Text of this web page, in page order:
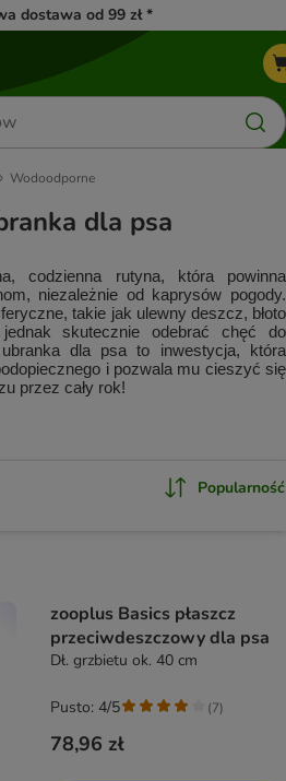
dostawa od 99 zł *
Wodoodporne
dla psa
codzienna rutyna, która powinna
niezależnie od kaprysów pogody.
takie jak ulewny deszcz, błoto
skutecznie odebrać chęć do
dla psa to inwestycja, która
i pozwala mu cieszyć się
przez cały rok!
Popularność
zooplus Basics płaszcz
przeciwdeszczowy dla psa
Dł. grzbietu ok. 40 cm
78,96 zł
Pusto: 4/5 (7)